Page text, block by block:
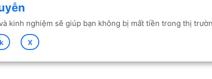
kinh nghiệm sẽ giúp bạn không bị mất tiền trong thị
X